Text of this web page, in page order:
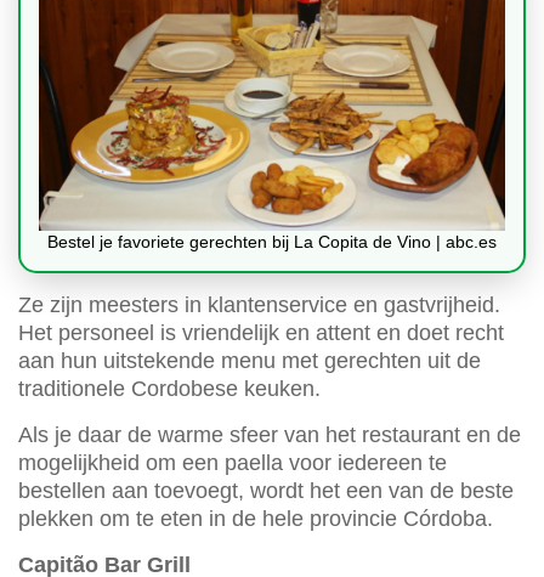
Bestel je favoriete gerechten bij La Copita de Vino | abc.es
Ze zijn meesters in klantenservice en gastvrijheid.
Het personeel is vriendelijk en attent en doet recht
aan hun uitstekende menu met gerechten uit de
traditionele Cordobese keuken.
Als je daar de warme sfeer van het restaurant en de
mogelijkheid om een paella voor iedereen te
bestellen aan toevoegt, wordt het een van de beste
plekken om te eten in de hele provincie Córdoba.
Capitão Bar Grill